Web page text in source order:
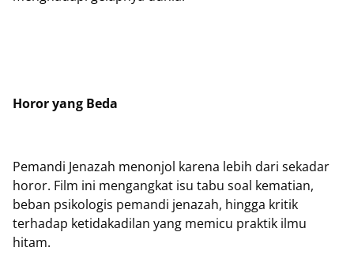
Horor yang Beda
Pemandi Jenazah menonjol karena lebih dari sekadar
horor. Film ini mengangkat isu tabu soal kematian,
beban psikologis pemandi jenazah, hingga kritik
terhadap ketidakadilan yang memicu praktik ilmu
hitam.